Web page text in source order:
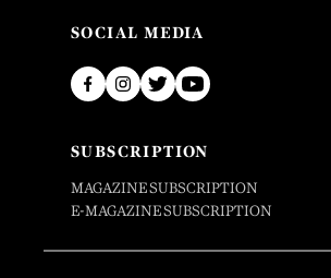
SOCIAL MEDIA
SUBSCRIPTION
MAGAZINE SUBSCRIPTION
E-MAGAZINE SUBSCRIPTION